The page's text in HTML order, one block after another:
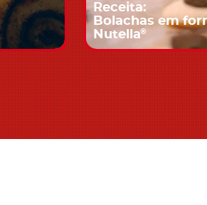
Receita:
Bolachas em
Nutella®